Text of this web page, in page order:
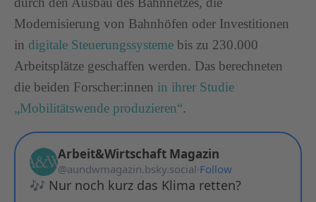
Modernisierung von Bahnhöfen oder Investitionen
in digitale Steuerungssysteme bis zu 230.000
Arbeitsplätze geschaffen werden. Das berechneten
die beiden Forscher:innen in ihrer Studie
„Mobilitätswende produzieren“.